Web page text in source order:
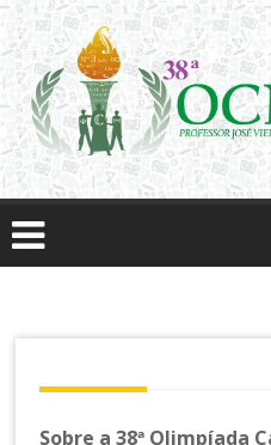
Skip
to
content
O
li
a
a
a
m
Sobre a 38ª Olimpíada